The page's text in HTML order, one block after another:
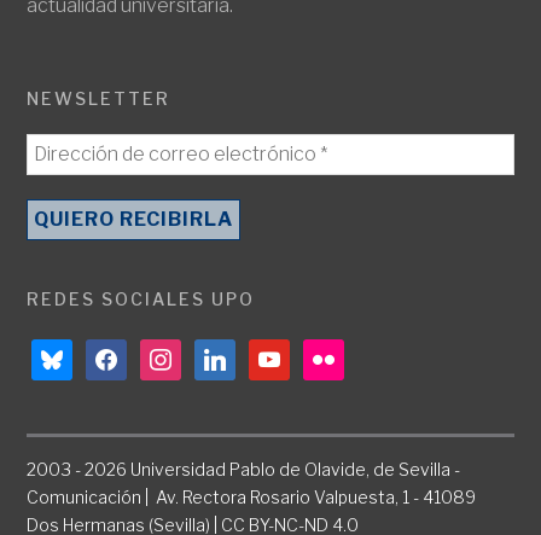
actualidad universitaria.
NEWSLETTER
REDES SOCIALES UPO
blueskyfacebookinstagramlinkedinyoutubeflickr
2003 - 2026 Universidad Pablo de Olavide, de Sevilla -
Comunicación | Av. Rectora Rosario Valpuesta, 1 - 41089
Dos Hermanas (Sevilla) | CC BY-NC-ND 4.0